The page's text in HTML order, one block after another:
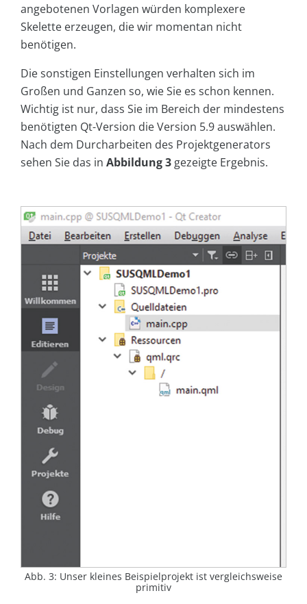
angebotenen Vorlagen würden komplexere
Skelette erzeugen, die wir momentan nicht
benötigen.
Die sonstigen Einstellungen verhalten sich im
Großen und Ganzen so, wie Sie es schon kennen.
Wichtig ist nur, dass Sie im Bereich der mindestens
benötigten Qt-Version die Version 5.9 auswählen.
Nach dem Durcharbeiten des Projektgenerators
sehen Sie das in Abbildung 3 gezeigte Ergebnis.
Abb. 3: Unser kleines Beispielprojekt ist vergleichsweise
primitiv